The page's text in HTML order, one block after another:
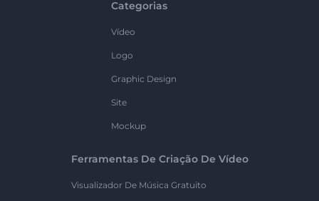
Categorias
Vídeo
Logo
Graphic Design
Site
Mockup
Ferramentas De Criação De Vídeo
Visualizador De Música Gratuito